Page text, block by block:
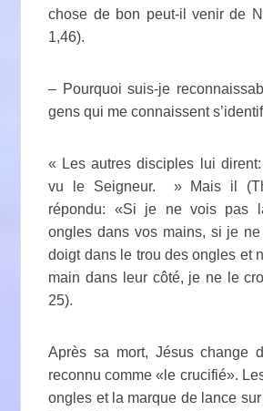
chose de bon peut-il venir de
1,46).
– Pourquoi suis-je
gens qui me connaissent
« Les autres disciples lui
vu le Seigneur. » Mais il
répondu: «Si je ne vois pas
ongles dans vos mains, si je
doigt dans le trou des ongles et
main dans leur côté, je ne le
25).
Après sa mort, Jésus change
reconnu comme «le crucifié».
ongles et la marque de lance